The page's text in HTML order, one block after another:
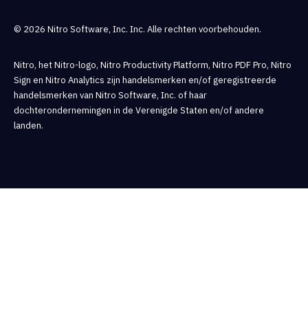
© 2026 Nitro Software, Inc. Inc. Alle rechten voorbehouden.
Nitro, het Nitro-logo, Nitro Productivity Platform, Nitro PDF Pro, Nitro
Sign en Nitro Analytics zijn handelsmerken en/of geregistreerde
handelsmerken van Nitro Software, Inc. of haar
dochterondernemingen in de Verenigde Staten en/of andere
landen.